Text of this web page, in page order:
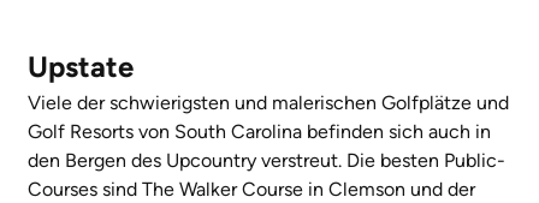
Upstate
Viele der schwierigsten und malerischen Golfplätze und
Golf Resorts von South Carolina befinden sich auch in
den Bergen des Upcountry verstreut. Die besten Public-
Courses sind The Walker Course in Clemson und der